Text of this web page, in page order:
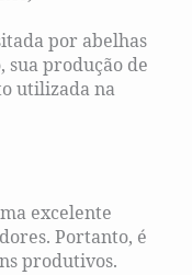
por abelhas
sua produção de
utilizada na
excelente
Portanto, é
produtivos.